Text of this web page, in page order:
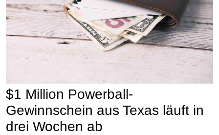
$1 Million Powerball-
Gewinnschein aus Texas läuft in
drei Wochen ab